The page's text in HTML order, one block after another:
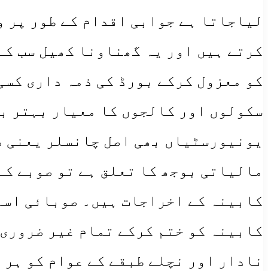
لیاجاتا ہے جوابی اقدام کے طور
کرتے ہیں اور یہ گھناونا کھیل سب
کو معزول کرکے بورڈ کی ذمہ داری
سکولوں اور کالجوں کا معیار بہتر
یونیورسٹیاں بھی اصل چانسلر
مالیاتی بوجھ کا تعلق ہے تو صوبے
کابینہ کے اخراجات ہیں۔ صوبائی
کابینہ کو ختم کرکے تمام غیر
نادار اور نچلے طبقے کے عوام کو